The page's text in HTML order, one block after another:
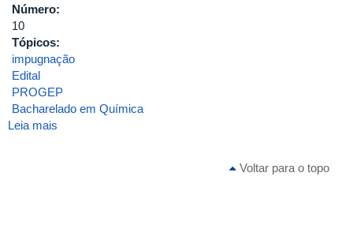
Número:
10
Tópicos:
impugnação
Edital
PROGEP
Bacharelado em Química
Leia mais
Voltar para o topo